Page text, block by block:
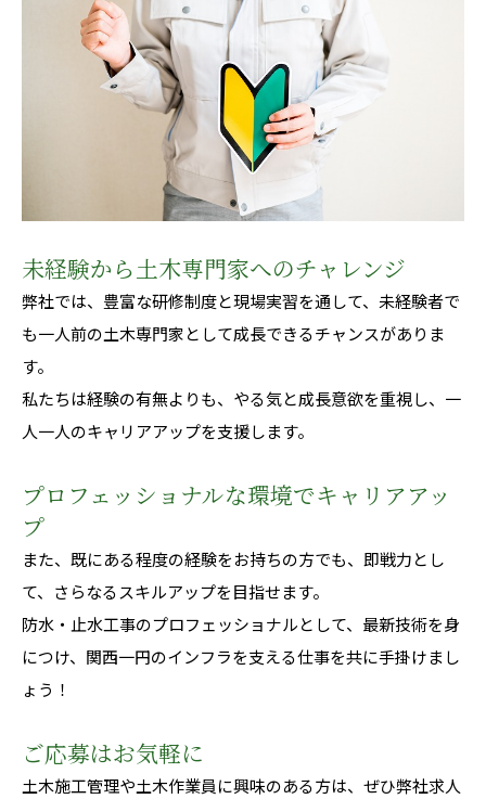
未経験から土木専門家へのチャレンジ
弊社では、豊富な研修制度と現場実習を通して、未経験者で
も一人前の土木専門家として成長できるチャンスがありま
す。
私たちは経験の有無よりも、やる気と成長意欲を重視し、一
人一人のキャリアアップを支援します。
プロフェッショナルな環境でキャリアアッ
プ
また、既にある程度の経験をお持ちの方でも、即戦力とし
て、さらなるスキルアップを目指せます。
防水・止水工事のプロフェッショナルとして、最新技術を身
につけ、関西一円のインフラを支える仕事を共に手掛けまし
ょう！
ご応募はお気軽に
土木施工管理や土木作業員に興味のある方は、ぜひ弊社求人